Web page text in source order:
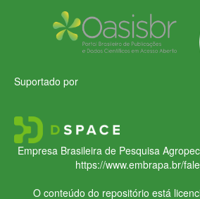
Suportado por
Empresa Brasileira de Pesquisa
https://www.embrapa.br/
O conteúdo do repositório está